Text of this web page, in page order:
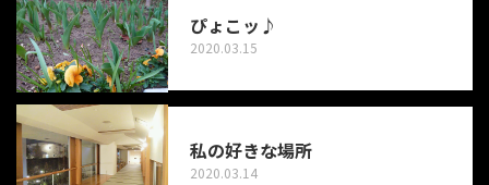
ぴょこッ♪
2020.03.15
私の好きな場所
2020.03.14